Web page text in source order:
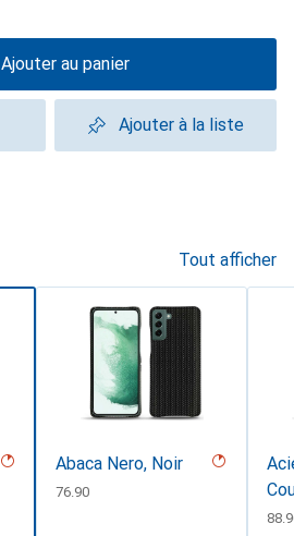
Ajouter au panier
Ajouter à la liste
Tout afficher
Abaca Nero, Noir
CHF
76.90
CHF